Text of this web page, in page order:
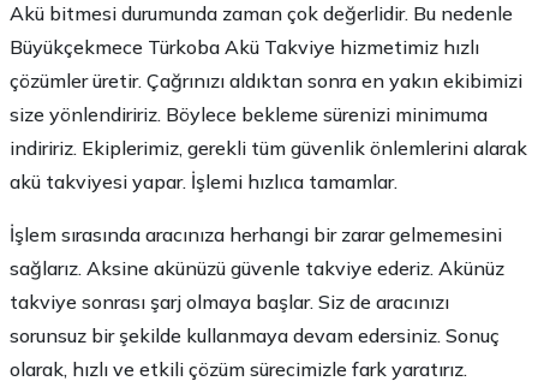
Akü bitmesi durumunda zaman çok değerlidir. Bu nedenle
Büyükçekmece Türkoba Akü Takviye hizmetimiz hızlı
çözümler üretir. Çağrınızı aldıktan sonra en yakın ekibimizi
size yönlendiririz. Böylece bekleme sürenizi minimuma
indiririz. Ekiplerimiz, gerekli tüm güvenlik önlemlerini alarak
akü takviyesi yapar. İşlemi hızlıca tamamlar.
İşlem sırasında aracınıza herhangi bir zarar gelmemesini
sağlarız. Aksine akünüzü güvenle takviye ederiz. Akünüz
takviye sonrası şarj olmaya başlar. Siz de aracınızı
sorunsuz bir şekilde kullanmaya devam edersiniz. Sonuç
olarak, hızlı ve etkili çözüm sürecimizle fark yaratırız.